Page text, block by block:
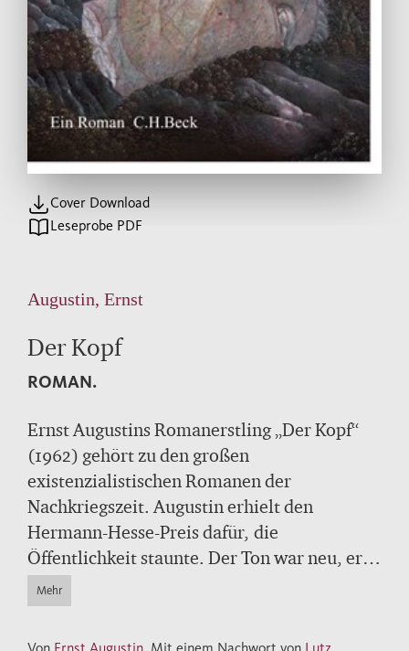
Cover Download
Leseprobe PDF
Augustin, Ernst
Der Kopf
ROMAN.
Ernst Augustins Romanerstling „Der Kopf“
(1962) gehört zu den großen
existenzialistischen Romanen der
Nachkriegszeit. Augustin erhielt den
Hermann-Hesse-Preis dafür, die
Öffentlichkeit staunte. Der Ton war neu, er
klingt so: "Menschenskind, dachte er, das ist
ja ungeheuerlich. Er saß draußen unter
Mehr
Von Ernst Augustin, Mit einem Nachwort von Lutz